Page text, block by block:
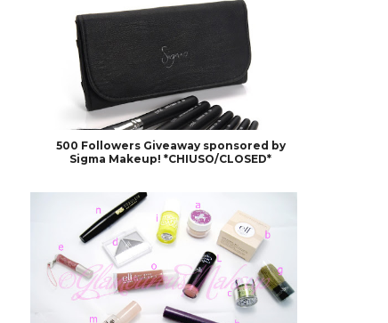
500 Followers Giveaway sponsored by
Sigma Makeup! *CHIUSO/CLOSED*